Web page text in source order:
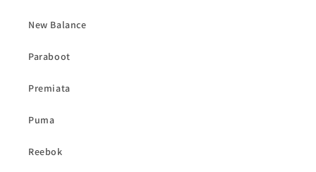
New Balance
Paraboot
Premiata
Puma
Reebok